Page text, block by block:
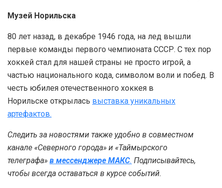
Музей Норильска
80 лет назад, в декабре 1946 года, на лед вышли
первые команды первого чемпионата СССР. С тех пор
хоккей стал для нашей страны не просто игрой, а
частью национального кода, символом воли и побед. В
честь юбилея отечественного хоккея в
Норильске открылась выставка уникальных
артефактов.
Следить за новостями также удобно в совместном
канале «Северного города» и «Таймырского
телеграфа» в мессенджере MAКС. Подписывайтесь,
чтобы всегда оставаться в курсе событий.